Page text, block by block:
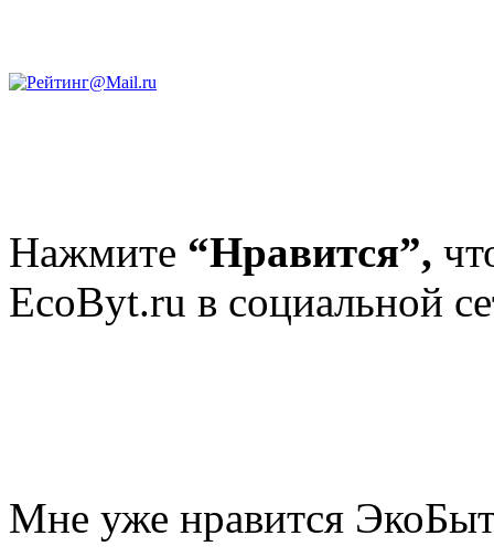
Нажмите “Нравится”,
EcoByt.ru в социальной
Мне уже нравится